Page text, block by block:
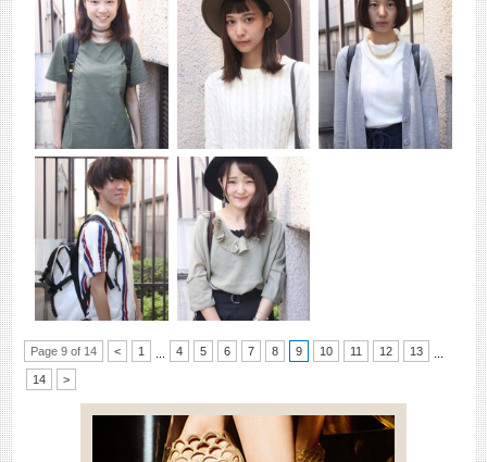
Page 9 of 14 < 1 4 5 6 7 8 9 10 11 12 13
14
>